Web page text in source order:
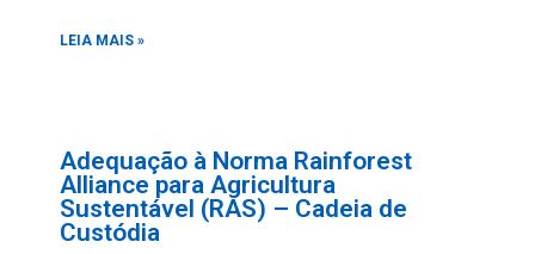
LEIA MAIS »
Adequação à Norma Rainforest
Alliance para Agricultura
Sustentável (RAS) – Cadeia de
Custódia